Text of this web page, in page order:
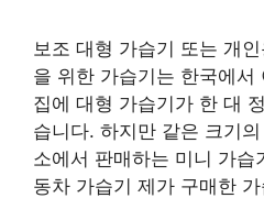
보조 대형 가습기 또는 개
을 위한 가습기는 한국에서
집에 대형 가습기가 한 대
습니다. 하지만 같은 크기
소에서 판매하는 미니 가
동차 가습기 제가 구매한